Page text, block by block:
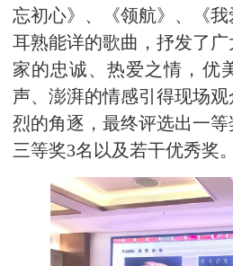
忘初心》、《领航》、《
耳熟能详的歌曲，抒发了
家的忠诚、热爱之情，优
声、澎湃的情感引得现场
烈的角逐，最终评选出一等
三等奖3名以及若干优秀奖。